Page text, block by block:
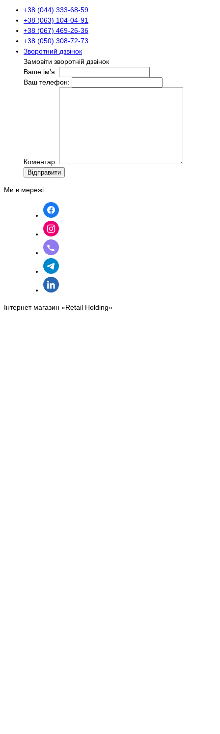
+38 (044) 333-68-59
+38 (063) 104-04-91
+38 (067) 469-26-36
+38 (050) 308-72-73
Зворотний дзвінок
Замовіти зворотній дзвінок
Ваше ім’я:
Ваш телефон:
Коментар:
Вiдправити
Ми в мережі
Інтернет магазин «Retail Holding»